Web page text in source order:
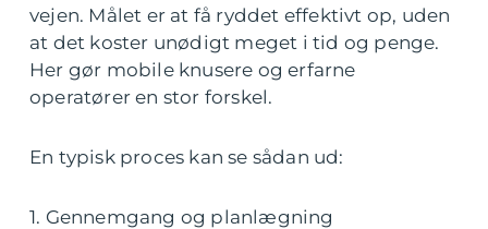
vejen. Målet er at få ryddet effektivt op, uden
at det koster unødigt meget i tid og penge.
Her gør mobile knusere og erfarne
operatører en stor forskel.
En typisk proces kan se sådan ud:
1. Gennemgang og planlægning